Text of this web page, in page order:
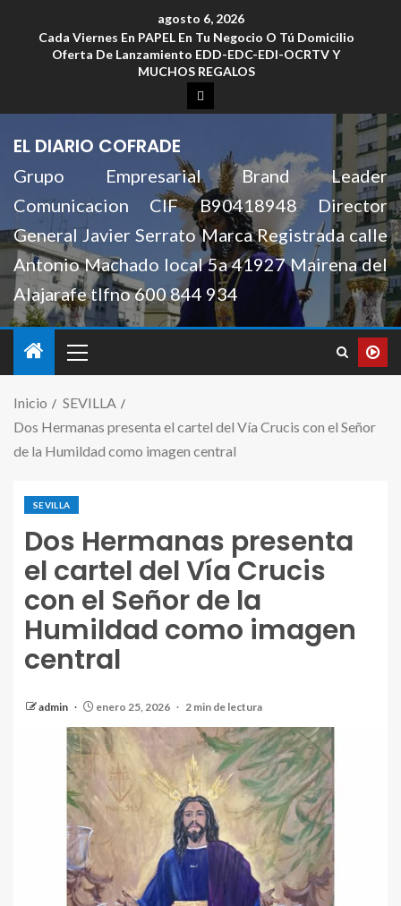
agosto 6, 2026
Cada Viernes En PAPEL En Tu Negocio O Tú Domicilio
Oferta De Lanzamiento EDD-EDC-EDI-OCRTV Y
MUCHOS REGALOS
EL DIARIO COFRADE
Grupo Empresarial Brand Leader
Comunicacion CIF B90418948 Director
General Javier Serrato Marca Registrada calle
Antonio Machado local 5a 41927 Mairena del
Alajarafe tlfno 600 844 934
Inicio
SEVILLA
Dos Hermanas presenta el cartel del Vía Crucis con el Señor
de la Humildad como imagen central
SEVILLA
Dos Hermanas presenta
el cartel del Vía Crucis
con el Señor de la
Humildad como imagen
central
admin enero 25, 2026 2 min de lectura